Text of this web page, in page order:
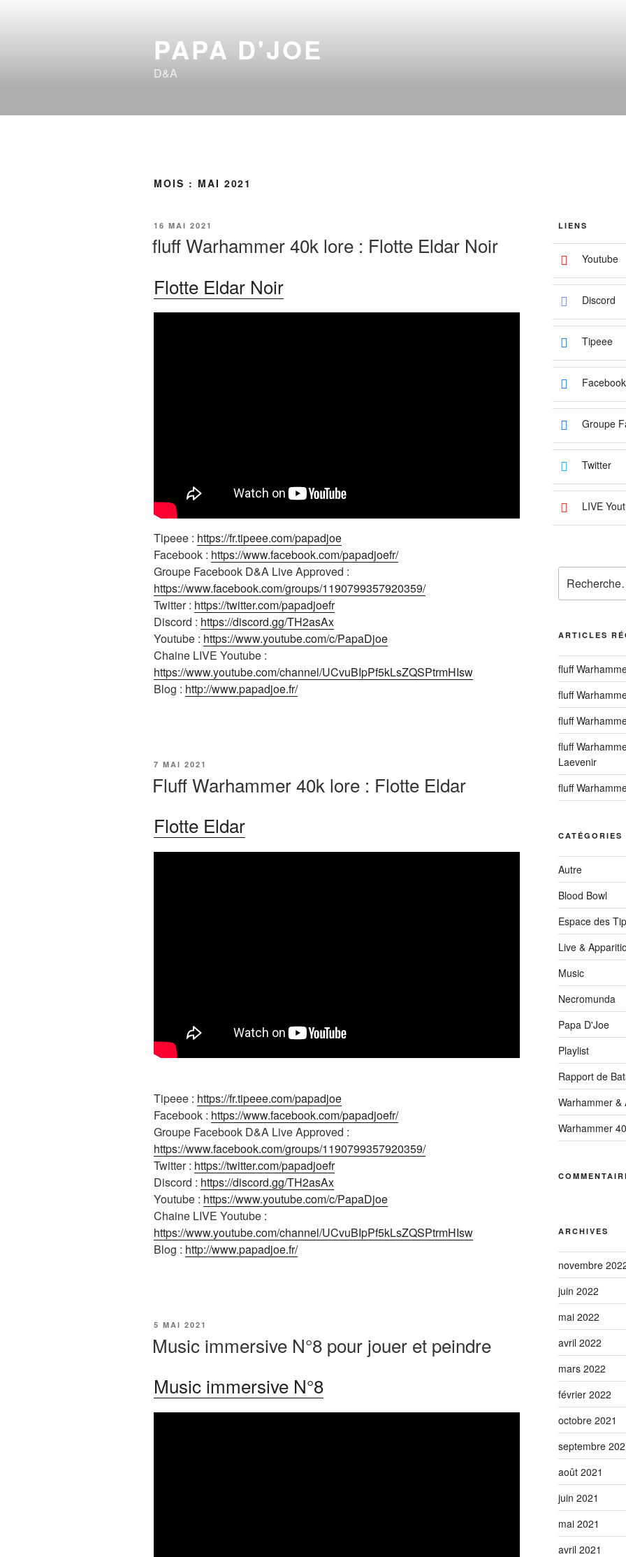
PAPA D'JOE
D&A
MOIS : MAI 2021
PUBLIÉ
16 MAI 2021
fluff Warhammer 40k lore : Flotte Eldar Noir
Flotte Eldar Noir
Tipeee : https://fr.tipeee.com/papadjoe
Facebook : https://www.facebook.com/papadjoefr/
Groupe Facebook D&A Live Approved :
https://www.facebook.com/groups/1190799357920359/
Twitter : https://twitter.com/papadjoefr
Discord : https://discord.gg/TH2asAx
Youtube : https://www.youtube.com/c/PapaDjoe
Chaine LIVE Youtube :
https://www.youtube.com/channel/UCvuBIpPf5kLsZQSPtrmHIsw
Blog : http://www.papadjoe.fr/
PUBLIÉ
7 MAI 2021
Fluff Warhammer 40k lore : Flotte Eldar
Flotte Eldar
Tipeee : https://fr.tipeee.com/papadjoe
Facebook : https://www.facebook.com/papadjoefr/
Groupe Facebook D&A Live Approved :
https://www.facebook.com/groups/1190799357920359/
Twitter : https://twitter.com/papadjoefr
Discord : https://discord.gg/TH2asAx
Youtube : https://www.youtube.com/c/PapaDjoe
Chaine LIVE Youtube :
https://www.youtube.com/channel/UCvuBIpPf5kLsZQSPtrmHIsw
Blog : http://www.papadjoe.fr/
PUBLIÉ
5 MAI 2021
Music immersive N°8 pour jouer et peindre
Music immersive N°8
LIENS
Youtube
Discord
Tipeee
Facebook
Groupe
Twitter
LIVE
pour
:
ARTICLES
fluff
fluff
fluff
fluff
Laevenir
fluff
CATÉGORIES
Autre
Blood Bowl
Espace des
Live &
Music
Necromunda
Papa D'Joe
Playlist
Rapport de
Warhammer &
Warhammer
ARCHIVES
novembre
juin 2022
mai 2022
avril 2022
mars 2022
février 2022
octobre 2021
septembre
août 2021
juin 2021
mai 2021
avril 2021